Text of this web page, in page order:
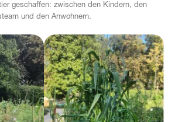
geschaffen: zwischen den Kindern, den
und den Anwohnern.